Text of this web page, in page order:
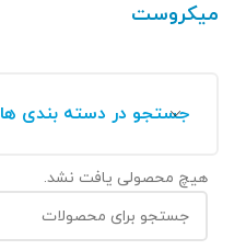
میکروست
جستجو در دسته بندی ها
هیچ محصولی یافت نشد.